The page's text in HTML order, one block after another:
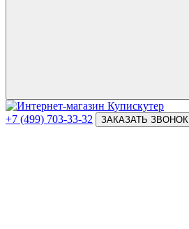
+7 (499) 703-33-32 ЗАКАЗАТЬ ЗВОНОК